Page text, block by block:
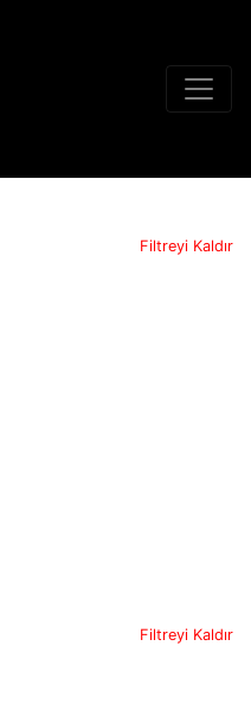
Filtreyi Kaldır
Filtreyi Kaldır